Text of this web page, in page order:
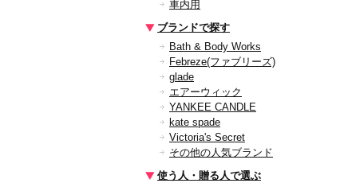
車内用
ブランドで探す
Bath & Body Works
Febreze(ファブリーズ)
glade
エアーウィック
YANKEE CANDLE
kate spade
Victoria's Secret
その他の人気ブランド
使う人・贈る人で選ぶ